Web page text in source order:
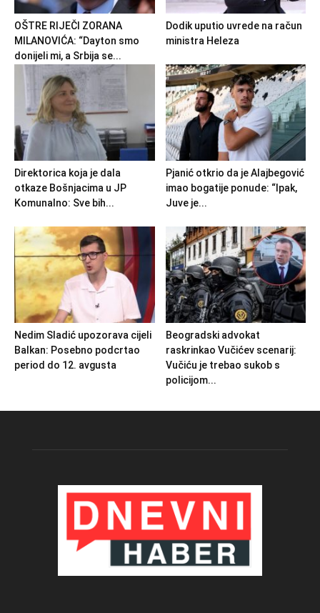
OŠTRE RIJEČI ZORANA
MILANOVIĆA: “Dayton smo
donijeli mi, a Srbija se...
Dodik uputio uvrede na račun
ministra Heleza
Direktorica koja je dala
otkaze Bošnjacima u JP
Komunalno: Sve bih...
Pjanić otkrio da je Alajbegović
imao bogatije ponude: “Ipak,
Juve je...
Nedim Sladić upozorava cijeli
Balkan: Posebno podcrtao
period do 12. avgusta
Beogradski advokat
raskrinkao Vučićev scenarij:
Vučiću je trebao sukob s
policijom...